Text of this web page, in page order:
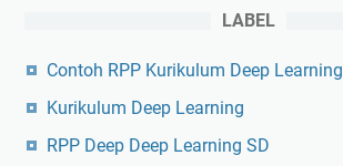
LABEL
Contoh RPP Kurikulum Deep Learning
Kurikulum Deep Learning
RPP Deep Deep Learning SD